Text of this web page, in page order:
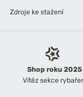
Shop roku 2025
Vítěz sekce
Zdroje ke stažení